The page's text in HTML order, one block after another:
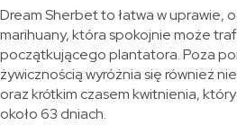
Dream Sherbet to łatwa w uprawie,
marihuany, która spokojnie może
początkującego plantatora. Poza
żywicznością wyróżnia się również
oraz krótkim czasem kwitnienia,
około 63 dniach.